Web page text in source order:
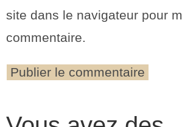
site dans le navigateur pour
commentaire.